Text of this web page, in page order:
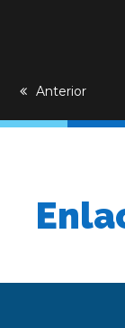
previous
Anterior